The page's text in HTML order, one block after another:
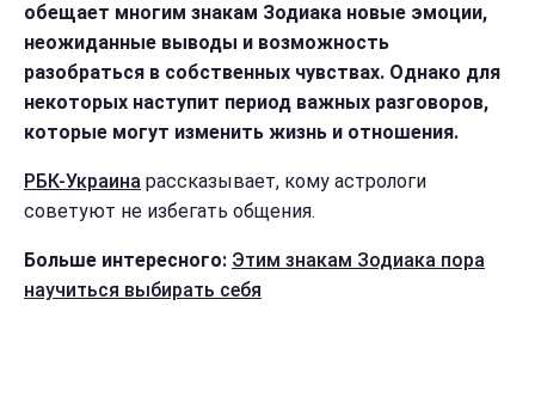
обещает многим знакам Зодиака новые эмоции,
неожиданные выводы и возможность
разобраться в собственных чувствах. Однако для
некоторых наступит период важных разговоров,
которые могут изменить жизнь и отношения.
РБК-Украина рассказывает, кому астрологи
советуют не избегать общения.
Больше интересного: Этим знакам Зодиака пора
научиться выбирать себя